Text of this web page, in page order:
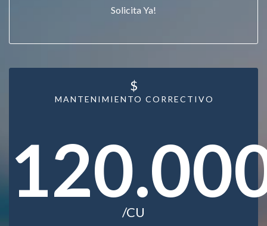
Solicita Ya!
MANTENIMIENTO CORRECTIVO
$
/CU